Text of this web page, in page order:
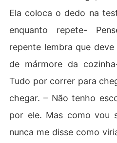
Ela coloca o dedo na
enquanto repete-
repente lembra que
de mármore da
Tudo por correr para
chegar. – Não tenho
por ele. Mas como vou
nunca me disse como